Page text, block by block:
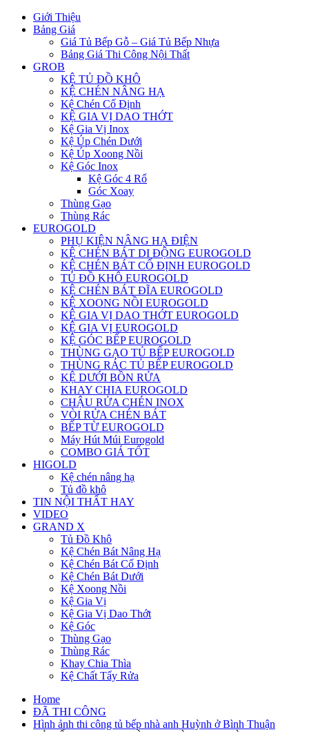
Giới Thiệu
Bảng Giá
Giá Tủ Bếp Gỗ – Giá Tủ Bếp Nhựa
Bảng Giá Thi Công Nội Thất
GROB
KỆ TỦ ĐỒ KHÔ
KỆ CHÉN NÂNG HẠ
Kệ Chén Cố Định
KỆ GIA VỊ DAO THỚT
Kệ Gia Vị Inox
Kệ Úp Chén Dưới
Kệ Úp Xoong Nồi
Kệ Góc Inox
Kệ Góc 4 Rổ
Góc Xoay
Thùng Gạo
Thùng Rác
EUROGOLD
PHỤ KIỆN NÂNG HẠ ĐIỆN
KỆ CHÉN BÁT DI ĐỘNG EUROGOLD
KỆ CHÉN BÁT CỐ ĐỊNH EUROGOLD
TỦ ĐỒ KHÔ EUROGOLD
KỆ CHÉN BÁT ĐĨA EUROGOLD
KỆ XOONG NỒI EUROGOLD
KỆ GIA VỊ DAO THỚT EUROGOLD
KỆ GIA VỊ EUROGOLD
KỆ GÓC BẾP EUROGOLD
THÙNG GẠO TỦ BẾP EUROGOLD
THÙNG RÁC TỦ BẾP EUROGOLD
KỆ DƯỚI BỒN RỬA
KHAY CHIA EUROGOLD
CHẬU RỬA CHÉN INOX
VÒI RỬA CHÉN BÁT
BẾP TỪ EUROGOLD
Máy Hút Múi Eurogold
COMBO GIÁ TỐT
HIGOLD
Kệ chén nâng hạ
Tủ đồ khô
TIN NỘI THẤT HAY
VIDEO
GRAND X
Tủ Đồ Khô
Kệ Chén Bát Nâng Hạ
Kệ Chén Bát Cố Định
Kệ Chén Bát Dưới
Kệ Xoong Nồi
Kệ Gia Vị
Kệ Gia Vị Dao Thớt
Kệ Góc
Thùng Gạo
Thùng Rác
Khay Chia Thìa
Kệ Chất Tẩy Rửa
Home
ĐÃ THI CÔNG
Hình ảnh thi công tủ bếp nhà anh Huỳnh ở Bình Thuận